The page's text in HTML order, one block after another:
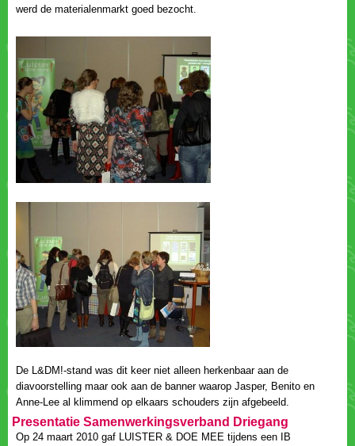
werd de materialenmarkt goed bezocht.
De L&DM!-stand was dit keer niet alleen herkenbaar aan de
diavoorstelling maar ook aan de banner waarop Jasper, Benito en
Op 24 maart 2010 gaf LUISTER & DOE MEE tijdens een IB